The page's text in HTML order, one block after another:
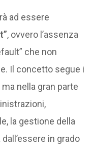
ad essere
, ovvero l’assenza
che non
Il concetto segue i
nella gran parte
la gestione della
in grado